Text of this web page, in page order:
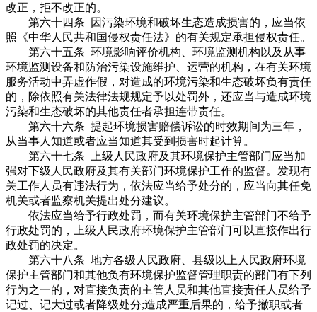
改正，拒不改正的。
第六十四条 因污染环境和破坏生态造成损害的，应当依
照《中华人民共和国侵权责任法》的有关规定承担侵权责任。
第六十五条 环境影响评价机构、环境监测机构以及从事
环境监测设备和防治污染设施维护、运营的机构，在有关环境
服务活动中弄虚作假，对造成的环境污染和生态破坏负有责任
的，除依照有关法律法规规定予以处罚外，还应当与造成环境
污染和生态破坏的其他责任者承担连带责任。
第六十六条 提起环境损害赔偿诉讼的时效期间为三年，
从当事人知道或者应当知道其受到损害时起计算。
第六十七条 上级人民政府及其环境保护主管部门应当加
强对下级人民政府及其有关部门环境保护工作的监督。发现有
关工作人员有违法行为，依法应当给予处分的，应当向其任免
机关或者监察机关提出处分建议。
依法应当给予行政处罚，而有关环境保护主管部门不给予
行政处罚的，上级人民政府环境保护主管部门可以直接作出行
政处罚的决定。
第六十八条 地方各级人民政府、县级以上人民政府环境
保护主管部门和其他负有环境保护监督管理职责的部门有下列
行为之一的，对直接负责的主管人员和其他直接责任人员给予
记过、记大过或者降级处分;造成严重后果的，给予撤职或者